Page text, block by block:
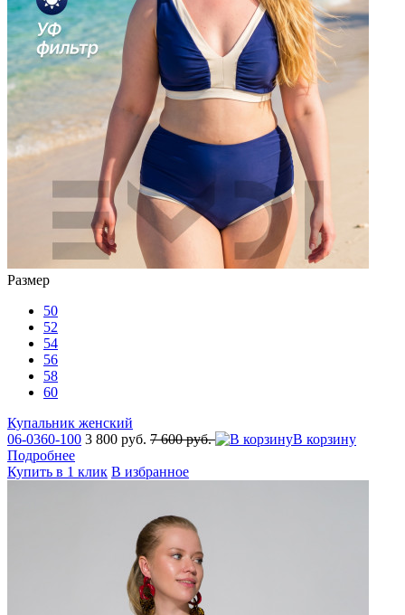
Размер
50
52
54
56
58
60
Купальник женский
06-0360-100 3 800 руб. 7 600 руб.
В корзину
Подробнее
Купить в 1 клик В избранное